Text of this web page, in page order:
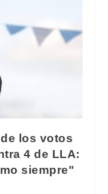
los votos
4 de LLA:
siempre"